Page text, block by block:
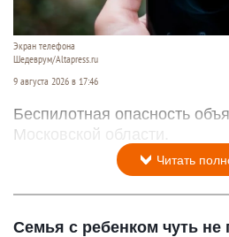
Экран телефона
Шедеврум/Altapress.ru
9 августа 2026 в 17:46
Беспилотная опасность
Московской области.
Читать
Семья с ребенком чуть не